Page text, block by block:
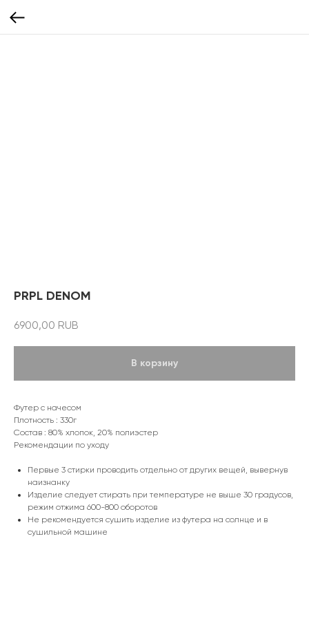
PRPL DENOM
6900,00 RUB
В корзину
Футер с начесом
Плотность : 330г
Состав : 80% хлопок, 20% полиэстер
Рекомендации по уходу
Первые 3 стирки проводить отдельно от других вещей, вывернув
наизнанку
Изделие следует стирать при температуре не выше 30 градусов,
режим отжима 600-800 оборотов
Не рекомендуется сушить изделие из футера на солнце и в
сушильной машине